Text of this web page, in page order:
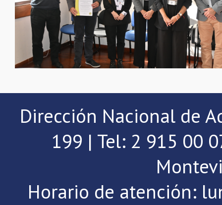
Dirección Nacional de
199 | Tel: 2 915 00
Horario de atención: